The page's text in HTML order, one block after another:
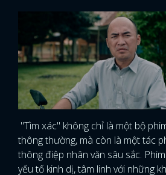
"Tìm xác" không chỉ là một bộ
thông thường, mà còn là một tác
thông điệp nhân văn sâu sắc.
yếu tố kinh dị, tâm linh với những